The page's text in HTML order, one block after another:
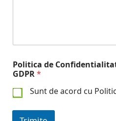
Politica de
GDPR*
Sunt de acord cu